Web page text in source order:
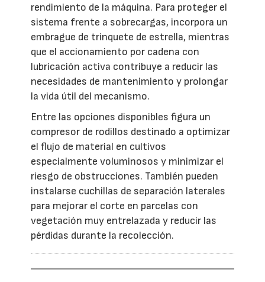
rendimiento de la máquina. Para proteger el
sistema frente a sobrecargas, incorpora un
embrague de trinquete de estrella, mientras
que el accionamiento por cadena con
lubricación activa contribuye a reducir las
necesidades de mantenimiento y prolongar
la vida útil del mecanismo.
Entre las opciones disponibles figura un
compresor de rodillos destinado a optimizar
el flujo de material en cultivos
especialmente voluminosos y minimizar el
riesgo de obstrucciones. También pueden
instalarse cuchillas de separación laterales
para mejorar el corte en parcelas con
vegetación muy entrelazada y reducir las
pérdidas durante la recolección.